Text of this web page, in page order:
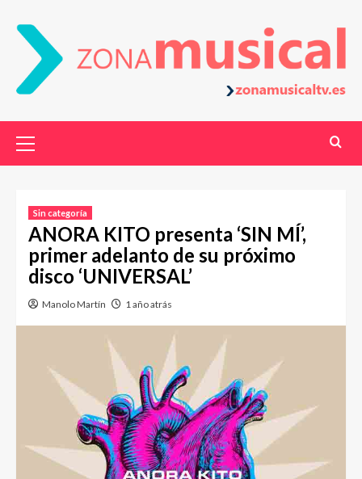
Sin categoría
ANORA KITO presenta ‘SIN MÍ’,
primer adelanto de su próximo
disco ‘UNIVERSAL’
Manolo Martín 1 año atrás